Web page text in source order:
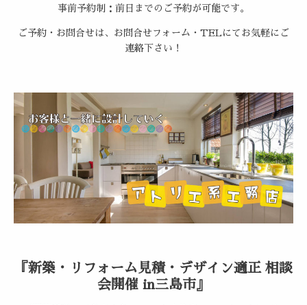
事前予約制：前日までのご予約が可能です。
ご予約・お問合せは、お問合せフォーム・TELにてお気軽にご
連絡下さい！
『新築・リフォーム見積・デザイン適正 相談
会開催 in三島市』